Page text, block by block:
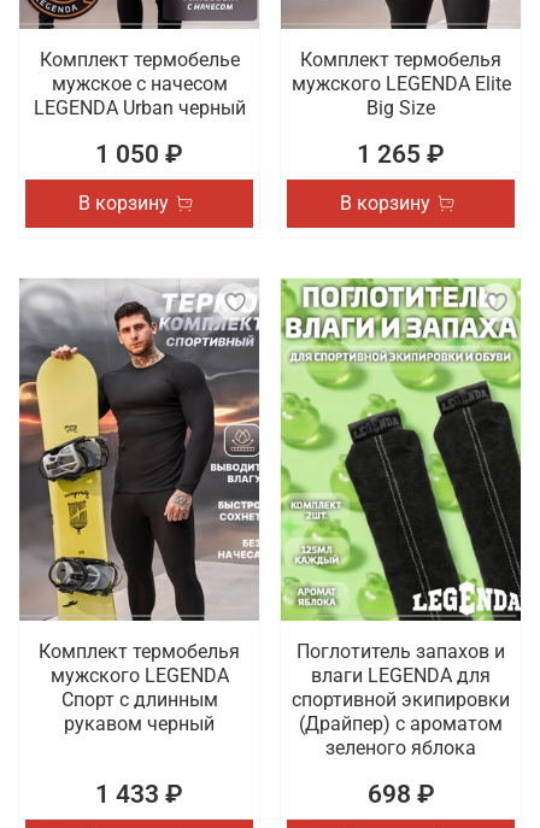
Комплект термобелье
мужское с начесом
LEGENDA Urban черный
1 050 ₽
В корзину
Комплект термобелья
мужского LEGENDA Elite
Big Size
1 265 ₽
В корзину
Комплект термобелья
мужского LEGENDA
Спорт с длинным
рукавом черный
1 433 ₽
Поглотитель запахов и
влаги LEGENDA для
спортивной экипировки
(Драйпер) с ароматом
зеленого яблока
698 ₽